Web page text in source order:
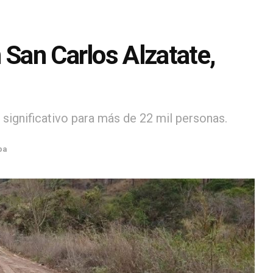
Carlos Alzatate,
para más de 22 mil personas.